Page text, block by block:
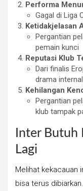
Performa
Gagal di Liga
Ketidakjelasan
Pergantian
pemain kunci
Reputasi Klub
Dari finalis
drama internal
Kehilangan
Pergantian
klub tampak
Inter Butuh
Lagi
Melihat kekacauan
bisa terus